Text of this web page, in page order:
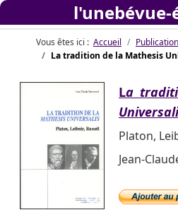
Vous êtes ici : Accueil
La tradition de la Mathesis
La
Platon,
Jean-